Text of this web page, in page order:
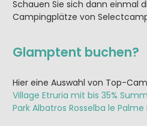
Schauen Sie sich dann einmal
Campingplätze von
Glamptent buchen?
Hier eine Auswahl von Top-
Village Etruria mit bis 35%
Park Albatros Rosselba le Palme